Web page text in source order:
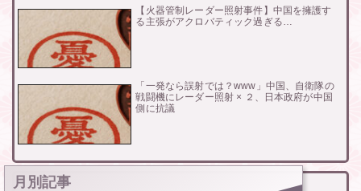
【火器管制レーダー照射事件】中国を擁護す
る主張がアクロバティック過ぎる…
「一発なら誤射では？www」中国、自衛隊の
戦闘機にレーダー照射 × ２、日本政府が中国
側に抗議
月別記事